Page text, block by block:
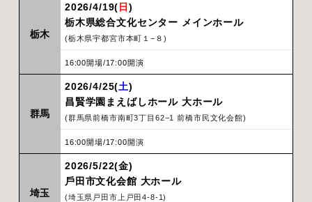
栃木
2026/4/19(日)
栃⽊県総合⽂化センター メインホール
(栃木県宇都宮市本町１−８)
16:00開場/17:00開演
群馬
2026/4/25(土)
昌賢学園まえばしホール ⼤ホール
(群馬県前橋市南町3丁目62−1 前橋市民文化会館)
16:00開場/17:00開演
埼玉
2026/5/22(金)
⼾⽥市⽂化会館 ⼤ホール
(埼玉県戸田市上戸田4-8-1)